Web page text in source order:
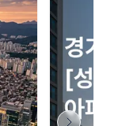
러올 수 없습니다.